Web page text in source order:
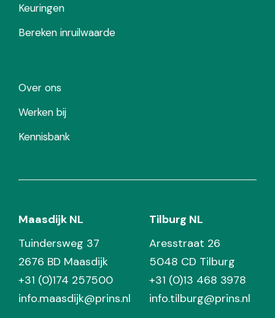
Keuringen
Bereken inruilwaarde
Over ons
Werken bij
Kennisbank
Maasdijk NL
Tuindersweg 37
2676 BD Maasdijk
+31 (0)174 257500
info.maasdijk@prins.nl
Tilburg NL
Aresstraat 26
5048 CD Tilburg
+31 (0)13 468 3978
info.tilburg@prins.nl